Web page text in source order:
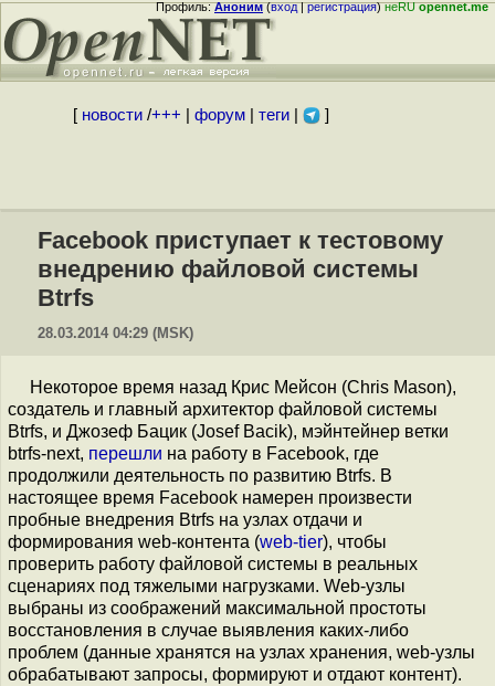
Профиль:Аноним(вход|регистрация)неRUopennet.me
[ новости/+++ форум| теги| ]
Facebook приступает к тестовому
внедрению файловой системы
Btrfs
28.03.2014 04:29 (MSK)
Некоторое время назад Крис Мейсон (Chris Mason),
создатель и главный архитектор файловой системы
Btrfs, и Джозеф Бацик (Josef Bacik), мэйнтейнер ветки
btrfs-next, перешли на работу в Facebook, где
продолжили деятельность по развитию Btrfs. В
настоящее время Facebook намерен произвести
пробные внедрения Btrfs на узлах отдачи и
формирования web-контента (web-tier), чтобы
проверить работу файловой системы в реальных
сценариях под тяжелыми нагрузками. Web-узлы
выбраны из соображений максимальной простоты
восстановления в случае выявления каких-либо
проблем (данные хранятся на узлах хранения, web-узлы
обрабатывают запросы, формируют и отдают контент).